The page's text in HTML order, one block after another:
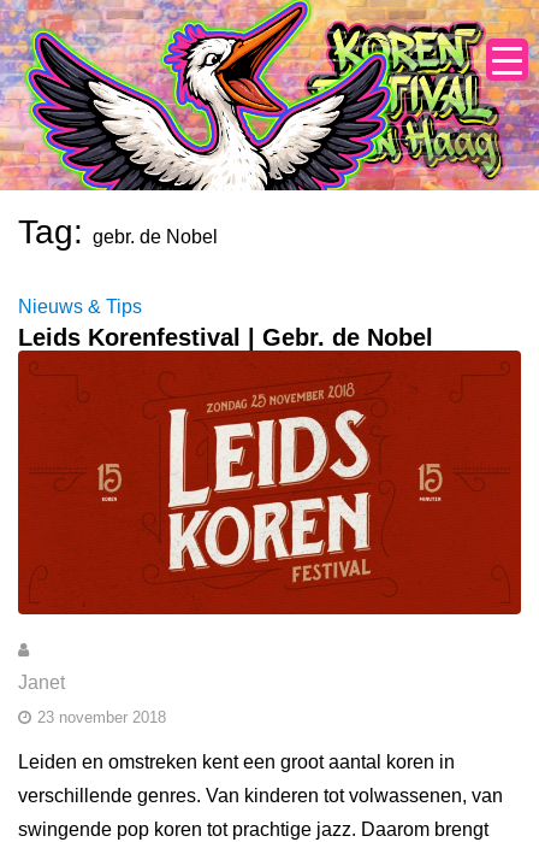
Skip
to
content
Tag: gebr. de Nobel
Nieuws & Tips
Leids Korenfestival | Gebr. de Nobel
Janet
23 november 2018
Leiden en omstreken kent een groot aantal koren in
verschillende genres. Van kinderen tot volwassenen, van
swingende pop koren tot prachtige jazz. Daarom brengt